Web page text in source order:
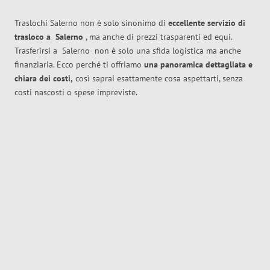
Traslochi Salerno non è solo sinonimo di eccellente servizio di
trasloco a Salerno , ma anche di prezzi trasparenti ed equi.
Trasferirsi a Salerno non è solo una sfida logistica ma anche
finanziaria. Ecco perché ti offriamo una panoramica dettagliata e
chiara dei costi, così saprai esattamente cosa aspettarti, senza
costi nascosti o spese impreviste.